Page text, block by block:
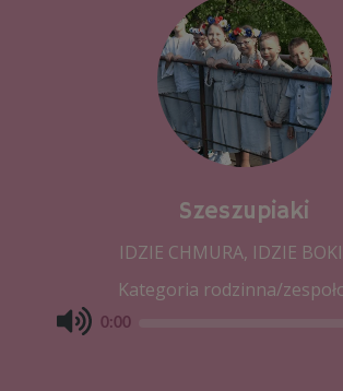
Szeszupiaki
IDZIE CHMURA, IDZIE
Kategoria rodzinna/
0:00